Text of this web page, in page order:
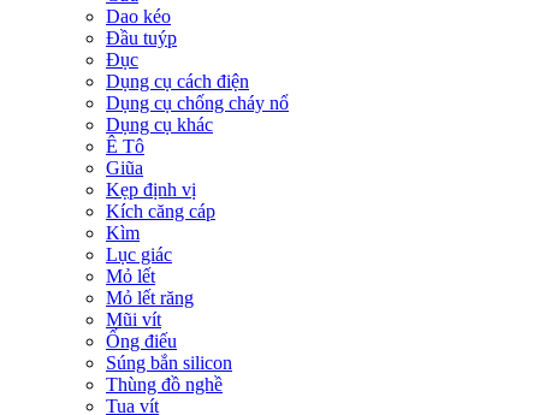
Dao kéo
Đầu tuýp
Đục
Dụng cụ cách điện
Dụng cụ chống cháy nổ
Dụng cụ khác
Ê Tô
Giũa
Kẹp định vị
Kích căng cáp
Kìm
Lục giác
Mỏ lết
Mỏ lết răng
Mũi vít
Ống điếu
Súng bắn silicon
Thùng đồ nghề
Tua vít